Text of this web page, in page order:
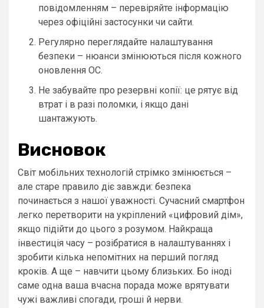
повідомленням – перевіряйте інформацію
через офіційні застосунки чи сайти.
Регулярно переглядайте налаштування
безпеки – нюанси змінюються після кожного
оновлення ОС.
Не забувайте про резервні копії: це рятує від
втрат і в разі поломки, і якщо дані
шантажують.
Висновок
Світ мобільних технологій стрімко змінюється –
але старе правило діє завжди: безпека
починається з нашої уважності. Сучасний смартфон
легко перетворити на укріплений «цифровий дім»,
якщо підійти до цього з розумом. Найкраща
інвестиція часу – розібратися в налаштуваннях і
зробити кілька непомітних на перший погляд
кроків. А ще – навчити цьому близьких. Бо іноді
саме одна ваша вчасна порада може врятувати
чужі важливі спогади, гроші й нерви.